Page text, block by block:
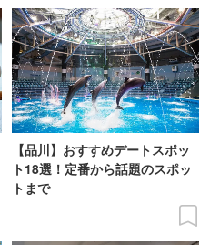
【品川】おすすめデートスポッ
ト18選！定番から話題のスポッ
トまで